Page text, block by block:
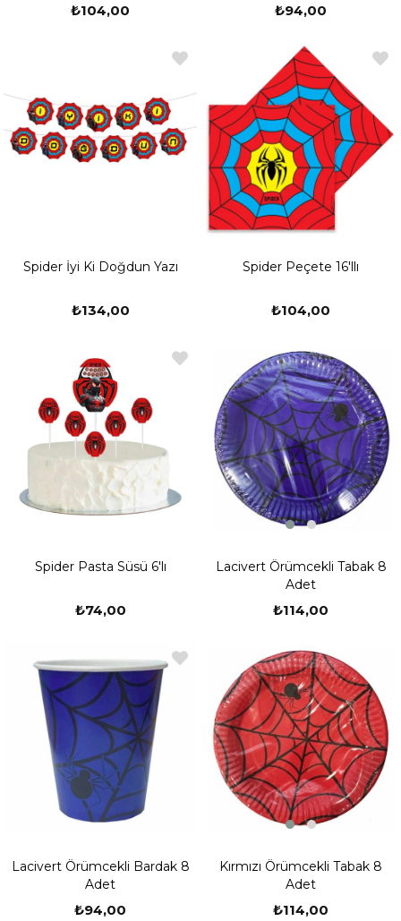
beraber kutladıkları doğum günü partileridir. En iyisini ve doğrusunu
onun kadar güçlü olmaktır. Ve şu zamalar da bolca filmi çıkan bir
karaktere daha bu şekilde bağlanmışlarmış. Çocuk, genç, yaşlı
demeden izlediğimiz Spiderman, yani Örümcek Adam olarak da
bilinen genç bir kahramanı konu alan bu filmleri izlemekten keyif
alıyoruz. Durum böyle iken çocuğunuzun doğum gününü Spiderman
konsepti ile düzenleyebilirsiniz. Kim bu Spiderman? Film, animasyon
ve çizgi roman kahramanıdır. Örümcek tarafından ısırılan bir lise
öğrencisinin güçler kazanması ile başlayan bir kurgudur. Örümcek
hislerine, örümceğin güç ve çevikliğine sahiptir. Bu lise öğrencisinin
adı Peter Parker olarak geçmektedir. Marvel Comics’in
başyapıtlarından biridir. Spiderman sorumluluk sahibi bir insandır ve
Bu kahraman ile beraber yapacakları doğum günü partilerinde hem
Spiderman doğum günü konsepti pinterest gibi yerlerin dışında satın
konsepti, Spiderman doğum günü afişi olarak baktığınız şeylere
ayrıntılı olarak bir göz atalım. Partioutlet.com adlı adresimizden,
Spiderman Ayaklı Pano (farklı çeşit ve boyutlarda), Spiderman
Pinyata ve Sopası, Spiderman 24 Kişilik Parti Seti, Spiderman 16
Kişilik Parti Seti,Spiderman 8 Kişilik Parti Seti bulunmaktadır. Parti
setlerinin içinde bulunan masa örtüsü ile masanızı düzenleyebilir ve
süsler ile ortalığa renk katabilirsiniz. Aynı zamanda ek olarak kişiye
özel ürünlerimize de partioutlet.com adlı adremizden ulaşabilirsiniz.
₺104,00 ₺94,00
Spider İyi Ki Doğdun Yazı
₺134,00
Spider Peçete 16'llı
₺104,00
Spider Pasta Süsü 6'lı
₺74,00
Lacivert Örümcekli Tabak 8
Adet
₺114,00
Lacivert Örümcekli Bardak 8
Adet
₺94,00
Kırmızı Örümcekli Tabak 8
Adet
₺114,00